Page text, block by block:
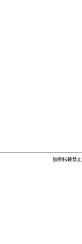
無断転載禁止